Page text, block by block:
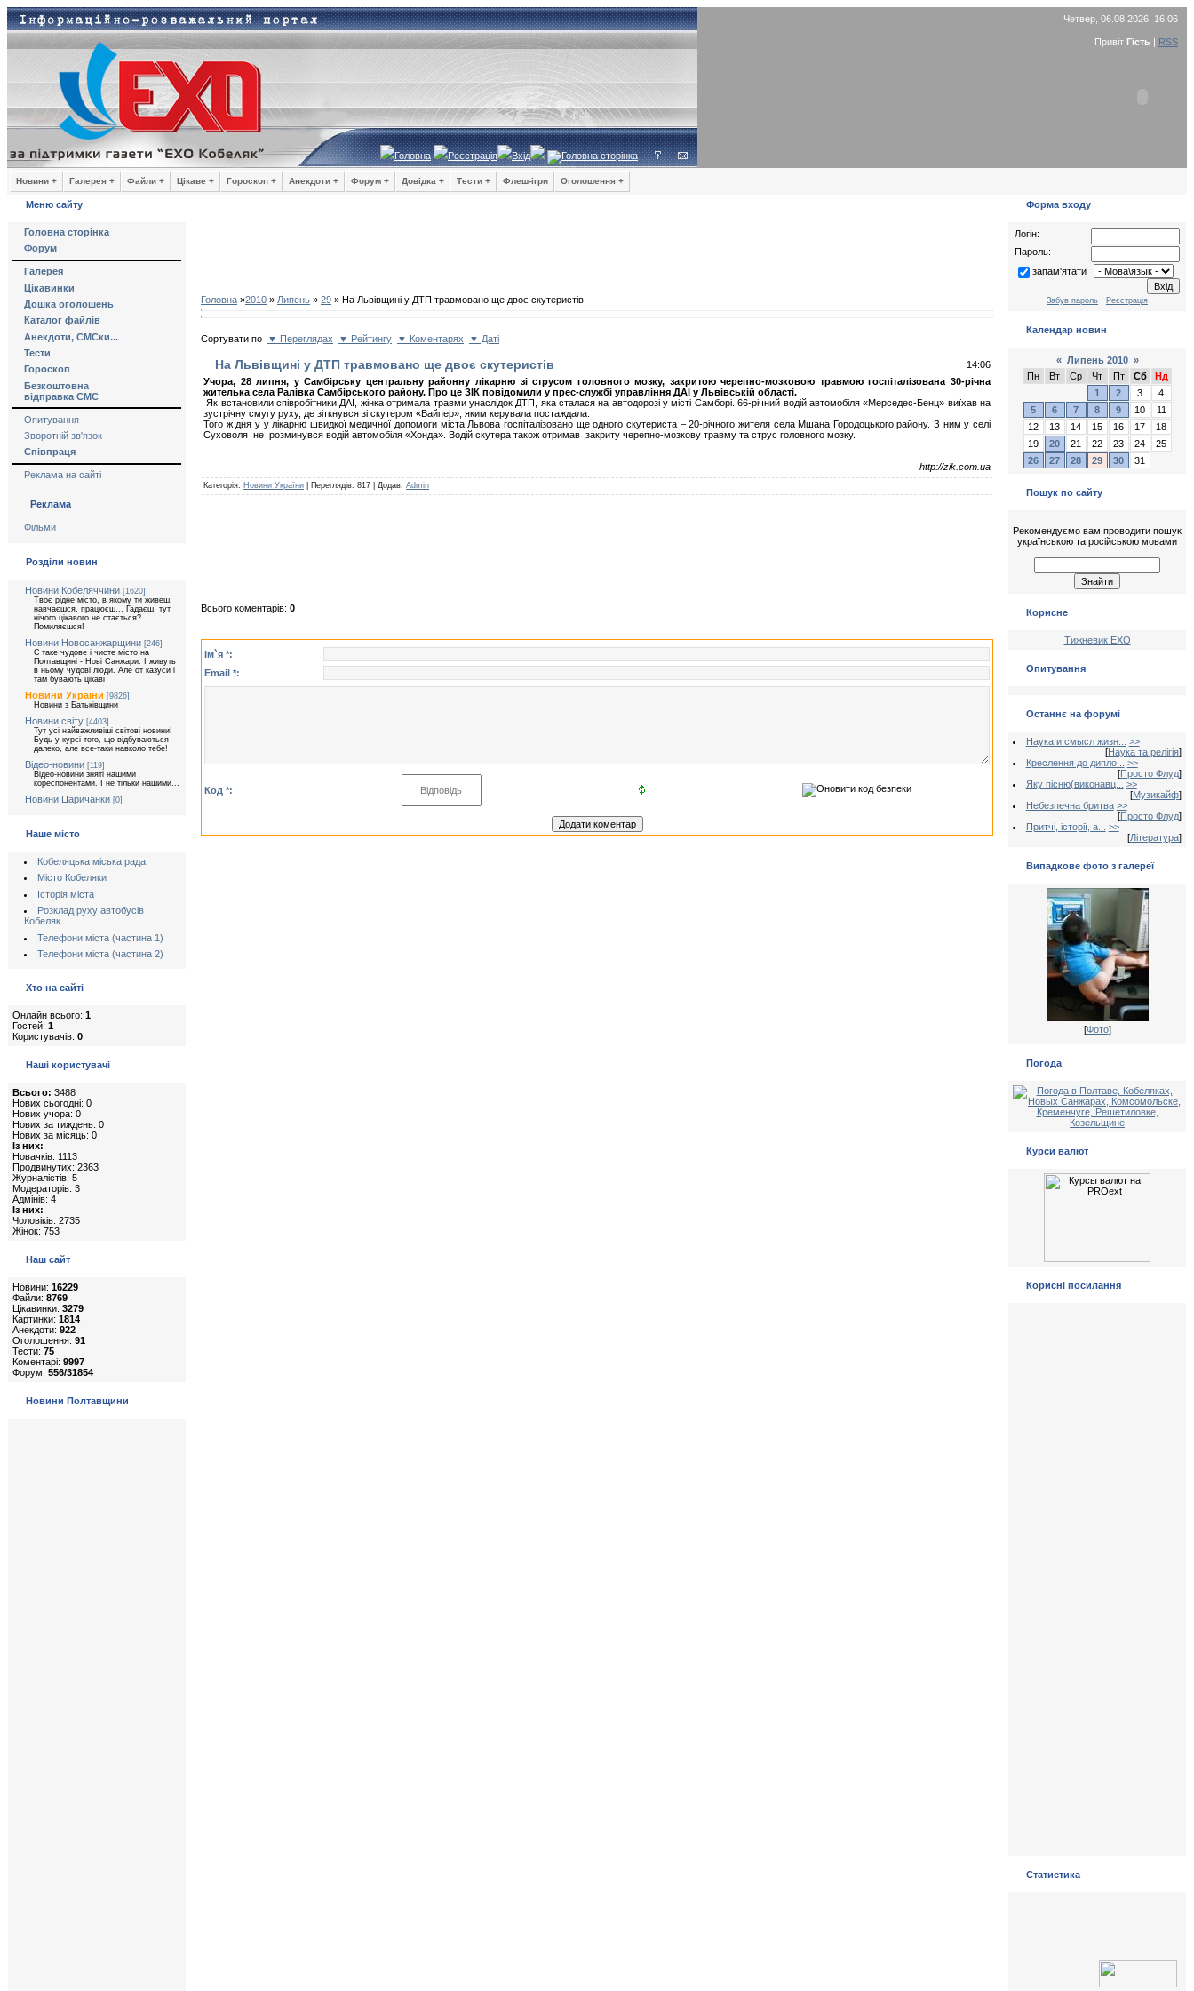
Четвер, 06.08.2026, 16:06
Привіт Гість | RSS
Головна Реєстрація Вхід
Новини + Галерея + Файли + Цікаве + Гороскоп + Анекдоти + Форум + Довідка + Тести + Флеш-ігри Оголошення +
Меню сайту
Головна сторінка
Форум
Галерея
Цікавинки
Дошка оголошень
Каталог файлів
Анекдоти, СМСки...
Тести
Гороскоп
Безкоштовна
відправка СМС
Опитування
Зворотній зв'язок
Співпраця
Реклама на сайті
Реклама
Фільми
Розділи новин
Новини Кобеляччини [1620]
Твоє рідне місто, в якому ти живеш,
навчаєшся, працюєш... Гадаєш, тут
нічого цікавого не стається?
Помиляєшся!
Новини Новосанжарщини [246]
Є таке чудове і чисте місто на
Полтавщині - Нові Санжари. І живуть
в ньому чудові люди. Але от казуси і
там бувають цікаві
Новини України [9826]
Новини з Батьківщини
Новини світу [4403]
Тут усі найважливіші світові новини!
Будь у курсі того, що відбуваються
далеко, але все-таки навколо тебе!
Відео-новини [119]
Відео-новини зняті нашими
кореспонентами. І не тільки нашими...
Новини Царичанки [0]
Наше місто
Кобеляцька міська рада
Місто Кобеляки
Історія міста
Розклад руху автобусів
Кобеляк
Телефони міста (частина 1)
Телефони міста (частина 2)
Хто на сайті
Онлайн всього: 1
Гостей: 1
Користувачів: 0
Наші користувачі
Всього: 3488
Нових сьогодні: 0
Нових учора: 0
Нових за тиждень: 0
Нових за місяць: 0
Із них:
Новачків: 1113
Продвинутих: 2363
Журналістів: 5
Модераторів: 3
Адмінів: 4
Із них:
Чоловіків: 2735
Жінок: 753
Наш сайт
Новини: 16229
Файли: 8769
Цікавинки: 3279
Картинки: 1814
Анекдоти: 922
Оголошення: 91
Тести: 75
Коментарі: 9997
Форум: 556/31854
Новини Полтавщини
Головна »2010 » Липень » 29 » На Львівщині у ДТП травмовано ще двоє скутеристів
Сортувати по ▼ Переглядах ▼ Рейтингу ▼ Коментарях ▼ Даті
На Львівщині у ДТП травмовано ще двоє скутеристів
14:06
Учора, 28 липня, у Самбірську центральну районну лікарню зі струсом головного мозку, закритою черепно-мозковою травмою госпіталізована 30-річна
жителька села Ралівка Самбірського району. Про це ЗІК повідомили у прес-службі управління ДАІ у Львівській області.
Як встановили співробітники ДАІ, жінка отримала травми унаслідок ДТП, яка сталася на автодорозі у місті Самборі. 66-річний водій автомобіля «Мерседес-Бенц» виїхав на
зустрічну смугу руху, де зіткнувся зі скутером «Вайпер», яким керувала постаждала.
Того ж дня у у лікарню швидкої медичної допомоги міста Львова госпіталізовано ще одного скутериста – 20-річного жителя села Мшана Городоцького району. З ним у селі
Суховоля не розминувся водій автомобіля «Хонда». Водій скутера також отримав закриту черепно-мозкову травму та струс головного мозку.
http://zik.com.ua
Категорія: Новини України | Переглядів: 817 | Додав: Admin
Всього коментарів: 0
Ім`я *:
Email *:
Код *:
Форма входу
Логін:
Пароль:
запам'ятати
Забув пароль · Реєстрація
Календар новин
« Липень 2010 »
Пн
Вт Ср Чт Пт Сб
Нд
1
2 3
4
5
6 7 8 9 10
11
12
13 14 15 16 17
18
19
20 21 22 23 24
25
26
27 28 29 30 31
Пошук по сайту
Рекомендуємо вам проводити пошук
українською та російською мовами
Корисне
Тижневик ЕХО
Опитування
Останнє на форумі
Наука и смысл жизн...
>>
[Наука та релігія]
Креслення до дипло...
>>
[Просто Флуд]
Яку пісню(виконавц...
>>
[Музикайф]
Небезпечна бритва >>
[Просто Флуд]
Притчі, історії, а...
>>
[Література]
Випадкове фото з галереї
[Фото]
Погода
Курси валют
Корисні посилання
Статистика